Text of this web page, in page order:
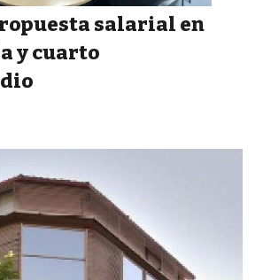
salarial en
y cuarto